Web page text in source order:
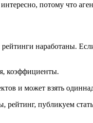
потому что
наработаны.
коэффициенты.
и может взять
публикуем